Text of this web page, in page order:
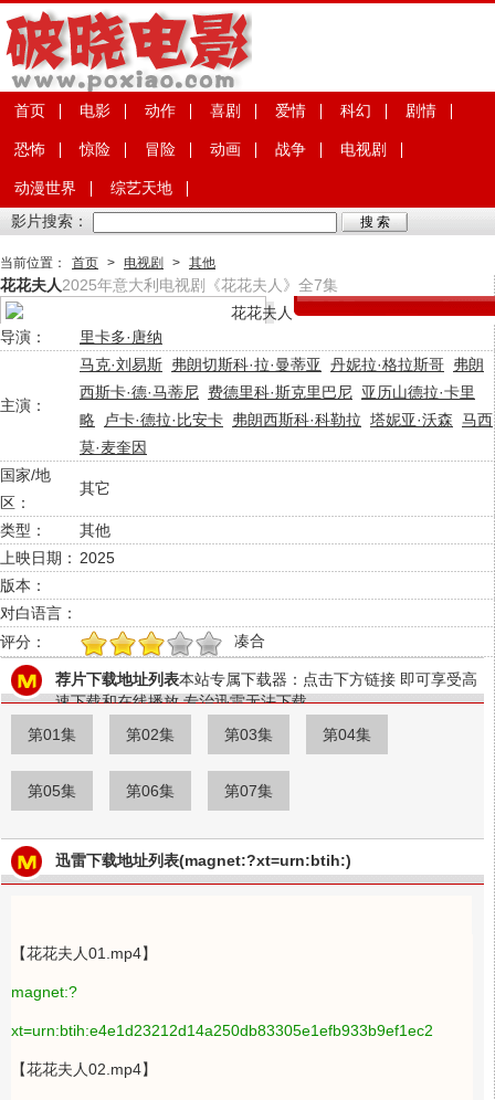
首页 电影 动作 喜剧 爱情 科幻 剧情
恐怖 惊险 冒险 动画 战争 电视剧
动漫世界
综艺天地
影片搜索：
当前位置： 首页 > 电视剧 > 其他
花花夫人2025年意大利电视剧《花花夫人》全7集
导演： 里卡多·唐纳
主演：
马克·刘易斯 弗朗切斯科·拉·曼蒂亚 丹妮拉·格拉斯哥 弗朗
西斯卡·德·马蒂尼 费德里科·斯克里巴尼 亚历山德拉·卡里
略
卢卡·德拉·比安卡 弗朗西斯科·科勒拉 塔妮亚·沃森 马西
莫·麦奎因
国家/地
区：
其它
类型：
其他
上映日期： 2025
版本：
对白语言：
评分：
1 3 4 5 凑合
荐片下载地址列表本站专属下载器：点击下方链接 即可享受高
速下载和在线播放 专治迅雷无法下载
第01集
第02集 第03集 第04集
第05集 第06集 第07集
迅雷下载地址列表(magnet:?xt=urn:btih:)
【花花夫人01.mp4】
magnet:?
xt=urn:btih:e4e1d23212d14a250db83305e1efb933b9ef1ec2
【花花夫人02.mp4】